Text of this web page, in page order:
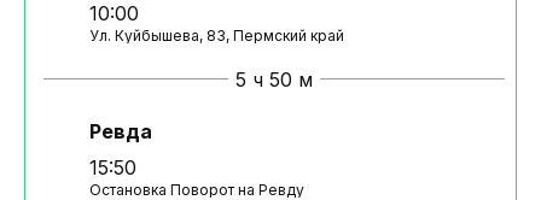
10:00
Ул. Куйбышева, 83, Пермский край
5 ч 50 м
Ревда
15:50
Остановка Поворот на Ревду